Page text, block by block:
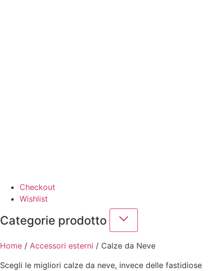
Checkout
Wishlist
Categorie prodotto
Home / Accessori esterni / Calze da Neve
Scegli le migliori calze da neve, invece delle fastidiose